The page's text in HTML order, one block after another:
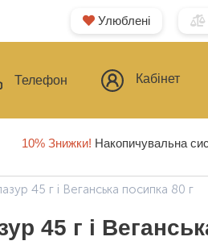
Улюблені
Телефон Кабінет
10% Знижки! Накопичувальна
45 г і Веганська посипка 80 г
45 г і